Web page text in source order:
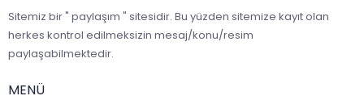
Sitemiz bir " paylaşım " sitesidir. Bu yüzden sitemize kayıt olan
herkes kontrol edilmeksizin mesaj/konu/resim
paylaşabilmektedir.
MENÜ